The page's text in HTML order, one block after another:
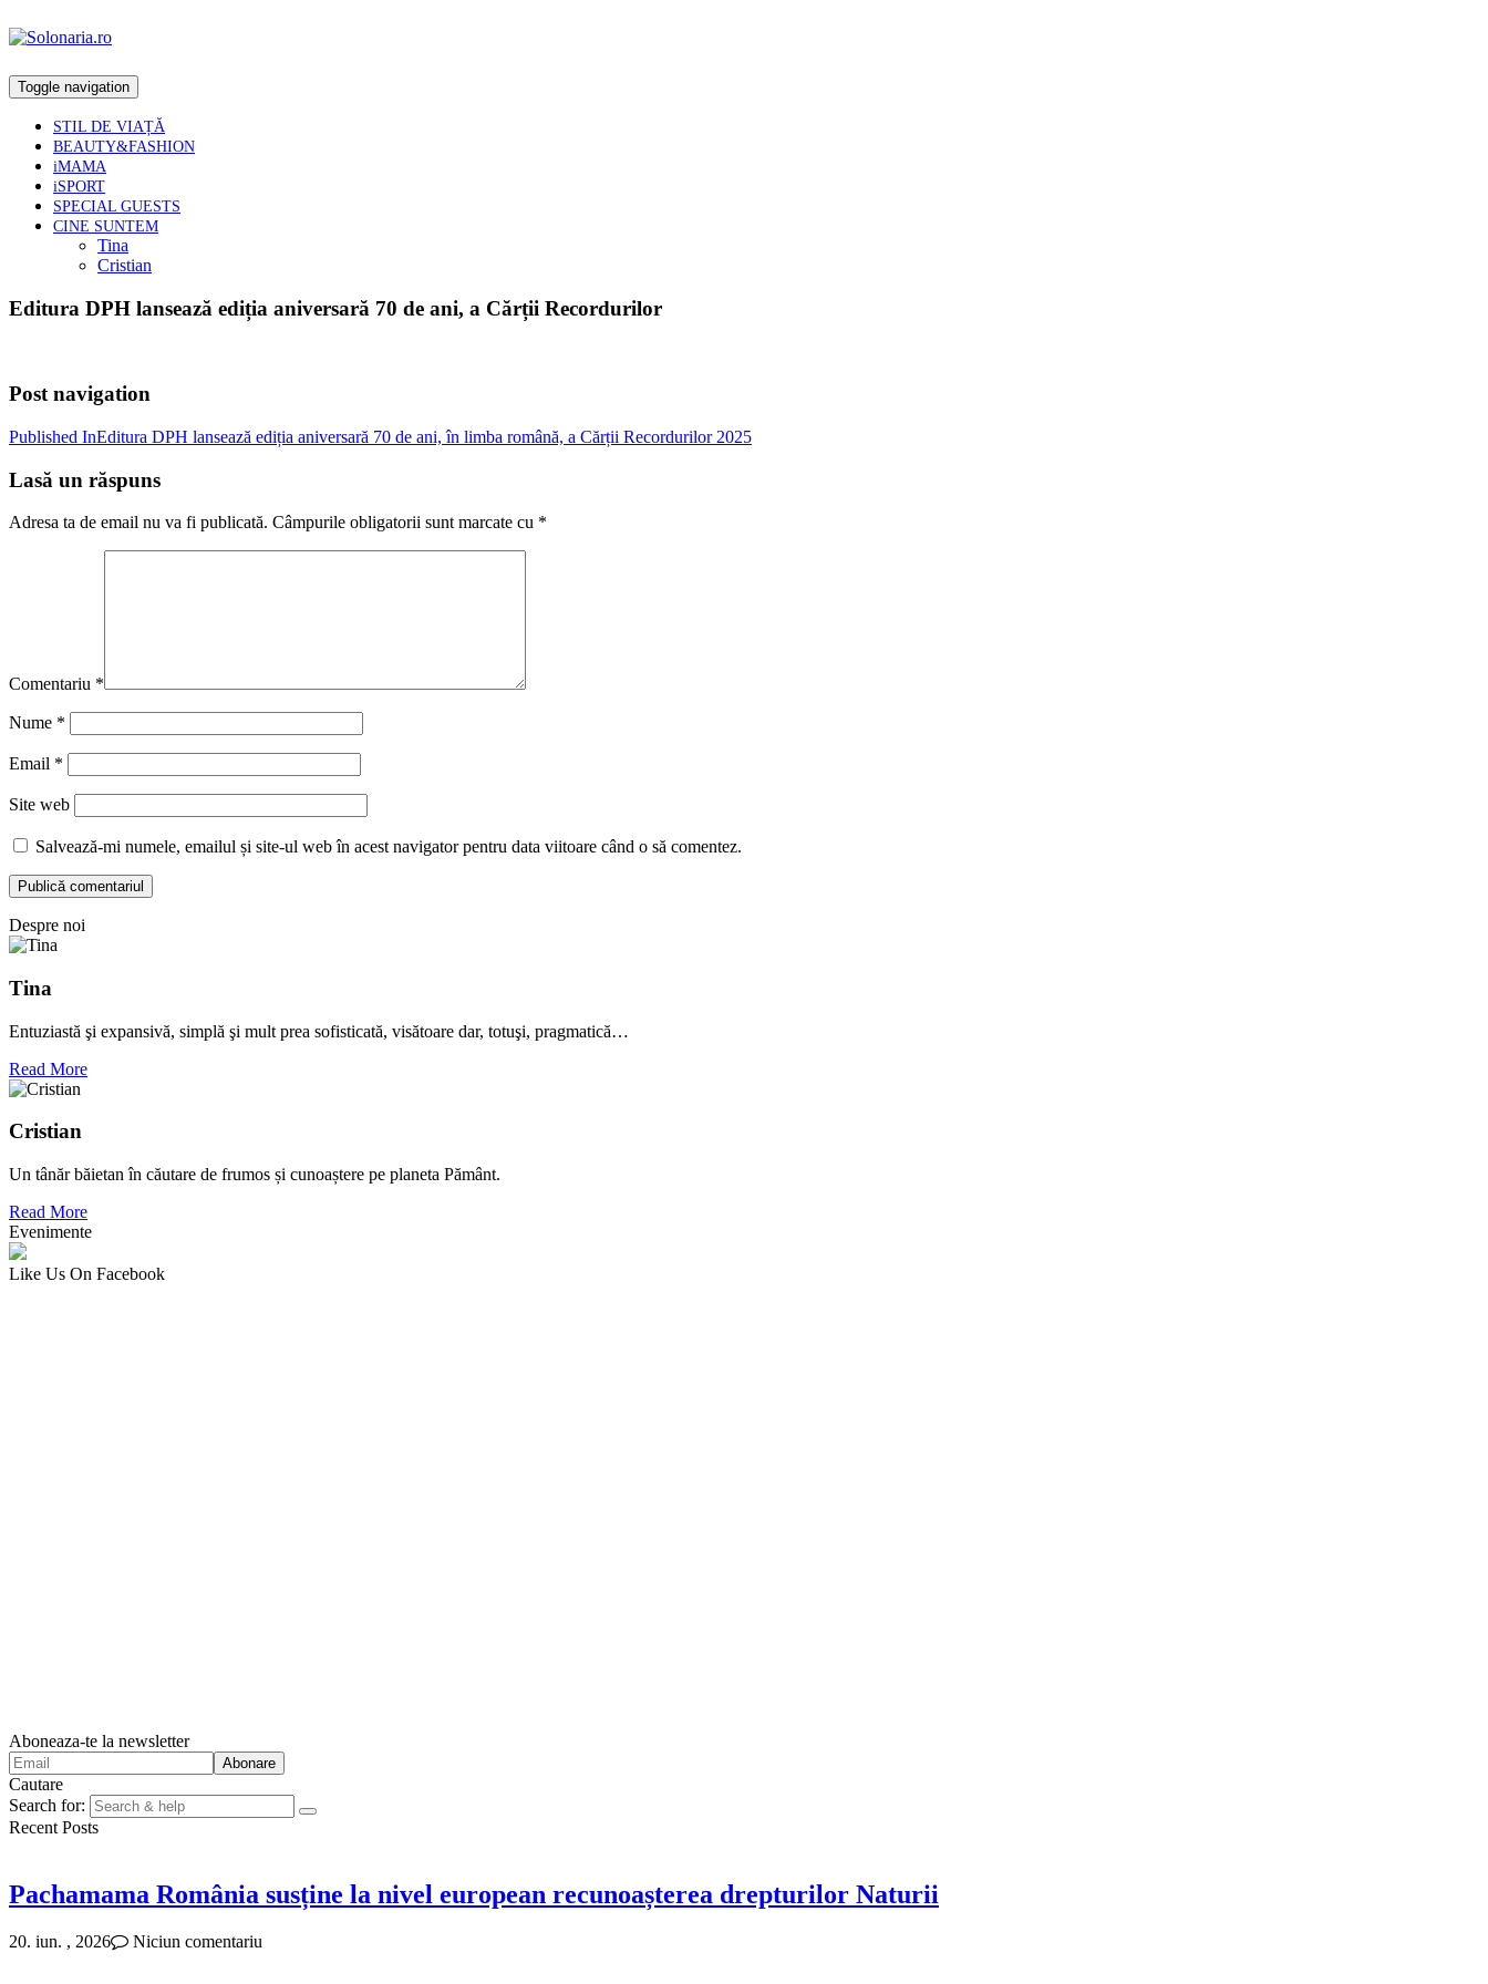
Toggle navigation
STIL DE VIAȚĂ
BEAUTY&FASHION
iMAMA
iSPORT
SPECIAL GUESTS
CINE SUNTEM
Tina
Cristian
Editura DPH lansează ediția aniversară 70 de ani, a Cărții Recordurilor
Post navigation
Published InEditura DPH lansează ediția aniversară 70 de ani, în limba română, a Cărții Recordurilor 2025
Lasă un răspuns
Adresa ta de email nu va fi publicată. Câmpurile obligatorii sunt marcate cu *
Comentariu *
Nume *
Email *
Site web
Salvează-mi numele, emailul și site-ul web în acest navigator pentru data viitoare când o să comentez.
Despre noi
Tina
Entuziastă şi expansivă, simplă şi mult prea sofisticată, visătoare dar, totuşi, pragmatică…
Read More
Cristian
Un tânăr băietan în căutare de frumos și cunoaștere pe planeta Pământ.
Read More
Evenimente
Like Us On Facebook
Aboneaza-te la newsletter
Cautare
Search for:
Recent Posts
Pachamama România susține la nivel european recunoașterea drepturilor Naturii
20. iun. , 2026 Niciun comentariu